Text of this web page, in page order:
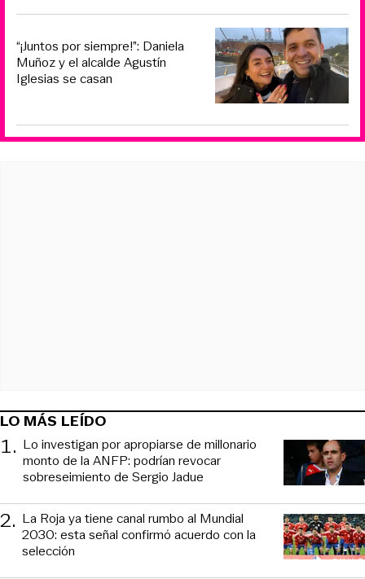
“¡Juntos por siempre!”: Daniela
Muñoz y el alcalde Agustín
Iglesias se casan
LO MÁS LEÍDO
1. Lo investigan por apropiarse de millonario
monto de la ANFP: podrían revocar
sobreseimiento de Sergio Jadue
2. La Roja ya tiene canal rumbo al Mundial
2030: esta señal confirmó acuerdo con la
selección